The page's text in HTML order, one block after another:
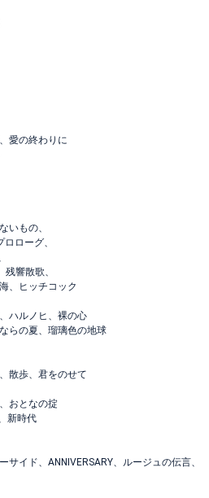
愛の終わりに
いもの、
ローグ、
響散歌、
、ヒッチコック
ハルノヒ、裸の心
らの夏、瑠璃色の地球
散歩、君をのせて
おとなの掟
新時代
イド、ANNIVERSARY、ルージュの伝言、